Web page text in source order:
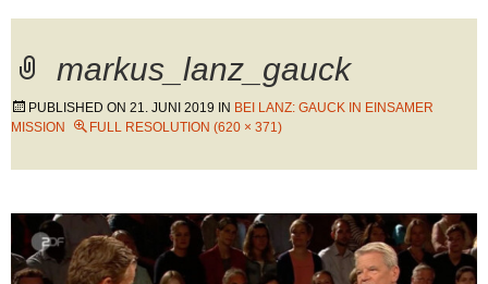
markus_lanz_gauck
PUBLISHED ON 21. JUNI 2019 IN BEI LANZ: GAUCK IN EINSAMER
MISSION
FULL RESOLUTION (620 × 371)